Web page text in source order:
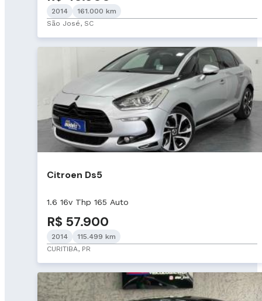
2014
161.000 km
São José, SC
Citroen Ds5
1.6 16v Thp 165 Auto
R$ 57.900
2014
115.499 km
CURITIBA, PR